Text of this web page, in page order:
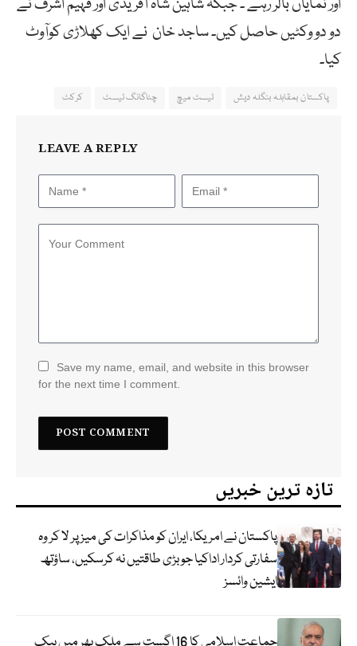
دو دو وکٹیں حاصل کیں۔ ساجد خان نے ایک کھلاڑی کوآوٹ
کیا۔
پاکستان بمقابلہ بنگلہ دیش ٹیسٹ میچ چٹاگانگ ٹیسٹ کرکٹ
LEAVE A REPLY
Save my name, email, and website in this browser
for the next time I comment.
تازہ ترین خبریں
پاکستان نے امریکا، ایران کو مذاکرات کی میز پر لا کر وہ
سفارتی کردار اداکیا جو بڑی طاقتیں نہ کرسکیں، ساؤتھ
ایشین وائسز